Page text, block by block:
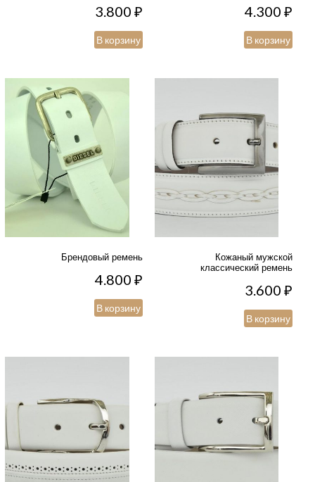
3.800₽
В корзину
4.300₽
В корзину
Брендовый ремень
4.800₽
В корзину
Кожаный мужской
классический ремень
3.600₽
В корзину